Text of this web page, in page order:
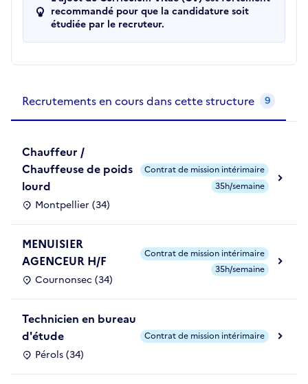
recommandé pour que la candidature soit
étudiée par le recruteur.
Recrutements en cours dans cette structure 9
Chauffeur /
Chauffeuse de poids
lourd
Montpellier (34)
Contrat de mission intérimaire
35h/semaine
MENUISIER
AGENCEUR H/F
Cournonsec (34)
Contrat de mission intérimaire
35h/semaine
Technicien en bureau
d'étude
Pérols (34)
Contrat de mission intérimaire